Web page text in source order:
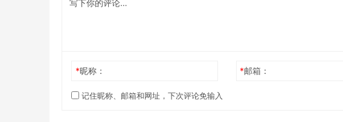
*昵称： *邮箱：
记住昵称、邮箱和网址，下次评论免输入